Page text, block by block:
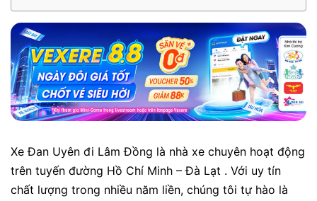
Xe Đan Uyên đi Lâm Đồng là nhà xe chuyên hoạt động
trên tuyến đường Hồ Chí Minh – Đà Lạt . Với uy tín
chất lượng trong nhiều năm liền, chúng tôi tự hào là